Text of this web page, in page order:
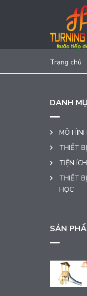
Trang chủ
DANH
MÔ
THIẾT
TIỆN
THIẾT
HỌC
SẢN